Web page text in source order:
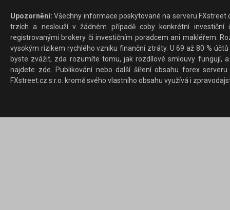
Upozornění: Všechny informace poskytované na serveru
trzích a neslouží v žádném případě coby konkrétní investiční
registrovanými brokery či investičním poradcem ani makléřem.
vysokým rizikem rychlého vzniku finanční ztráty. U 69 až 80 %
byste zvážit, zda rozumíte tomu, jak rozdílové smlouvy fungují,
najdete zde. Publikování nebo další šíření obsahu forex
FXstreet.cz s.r.o. kromě svého vlastního obsahu využívá i